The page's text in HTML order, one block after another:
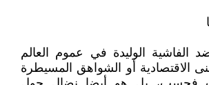
الفاشية الوليدة في عموم العالم
الاقتصادية أو الشواهق المسيطرة